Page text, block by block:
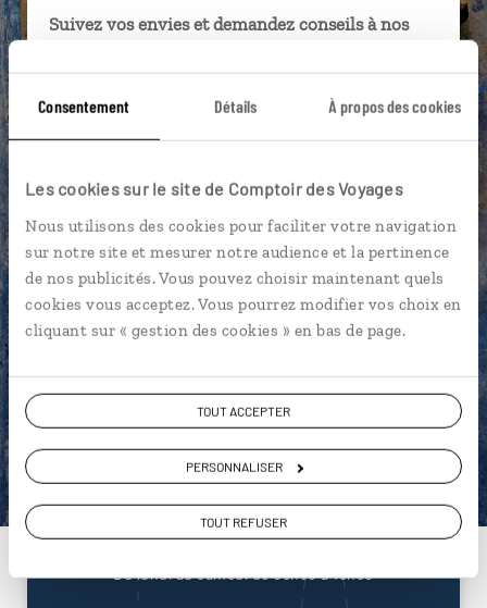
Consentement Détails À propos des cookies
Les cookies sur le site de Comptoir des Voyages
Nous utilisons des cookies pour faciliter votre navigation
sur notre site et mesurer notre audience et la pertinence
de nos publicités. Vous pouvez choisir maintenant quels
cookies vous acceptez. Vous pourrez modifier vos choix en
cliquant sur « gestion des cookies » en bas de page.
TOUT ACCEPTER
PERSONNALISER
TOUT REFUSER
Suivez vos envies et demandez conseils à nos
Ils sauront organiser votre itinéraire au plus
près de vos envies et de la réalité du pays.
connectés en agence, mais aussi par email ou
Vous gardez le même interlocuteur avant,
pendant et après votre voyage.
DEMANDER UN DEVIS
Construisez votre voyage avec un spécialiste Malte
01 86 95 65 61
Du lundi au samedi de 09h30 à 18h30